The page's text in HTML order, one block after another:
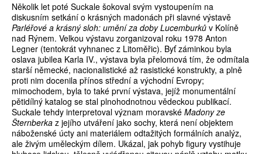
Několik let poté Suckale šokoval svým vystoupením na
diskusním setkání o krásných madonách při slavné výstavě
Parléřové a krásný sloh: umění za doby Lucemburků v Kolíně
nad Rýnem. Velkou výstavu zorganizoval roku 1978 Anton
Legner (tentokrát vyhnanec z Litoměřic). Byť záminkou byla
oslava jubilea Karla IV., výstava byla přelomová tím, že odmítala
starší německé, nacionalistické až rasistické konstrukty, a plně
proti nim docenila přínos střední a východní Evropy;
mimochodem, byla to také první výstava, jejíž monumentální
pětidílný katalog se stal plnohodnotnou vědeckou publikací.
Suckale tehdy interpretoval význam moravské Madony ze
Šternberka z jejího utváření jako sochy, která není objektem
náboženské úcty ani materiálem odtažitých formálních analýz,
ale živým uměleckým dílem. Ukázal, jak pohyb figury vystihuje